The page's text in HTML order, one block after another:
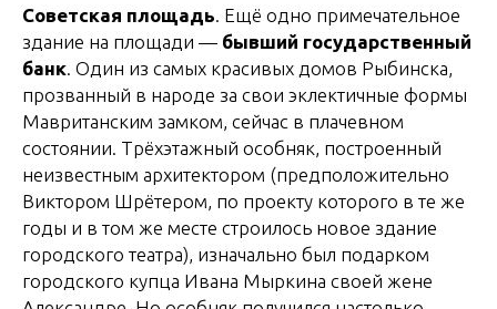
Советская площадь. Ещё одно примечательное
здание на площади — бывший государственный
банк. Один из самых красивых домов Рыбинска,
прозванный в народе за свои эклектичные формы
Мавританским замком, сейчас в плачевном
состоянии. Трёхэтажный особняк, построенный
неизвестным архитектором (предположительно
Виктором Шрётером, по проекту которого в те же
годы и в том же месте строилось новое здание
городского театра), изначально был подарком
городского купца Ивана Мыркина своей жене